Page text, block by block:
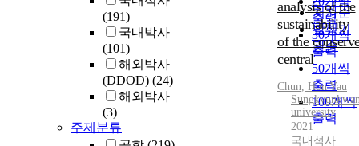
(191)
국내박사
(101)
해외박사
(DDOD) (24)
해외박사
(3)
주제분류
저자순
발행기
관순
출력
30개씩
출력
50개씩
출력
100개씩
출력
analysis of the
sustainability
of the
central
Chun, Hon Yau
university
2021
국내석사